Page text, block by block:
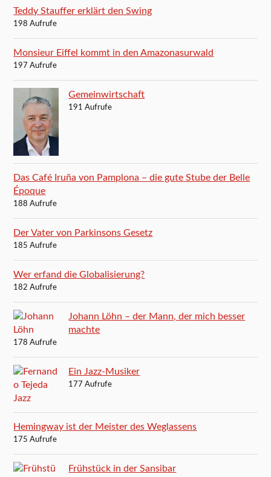
Teddy Stauffer erklärt den Swing
198 Aufrufe
Monsieur Eiffel kommt in den Amazonasurwald
197 Aufrufe
Gemeinwirtschaft
191 Aufrufe
Das Café Iruña von Pamplona – die gute Stube der Belle
Époque
188 Aufrufe
Der Vater von Parkinsons Gesetz
185 Aufrufe
Wer erfand die Globalisierung?
182 Aufrufe
Johann Löhn – der Mann, der mich besser
machte
178 Aufrufe
Ein Jazz-Musiker
177 Aufrufe
Hemingway ist der Meister des Weglassens
175 Aufrufe
Frühstück in der Sansibar